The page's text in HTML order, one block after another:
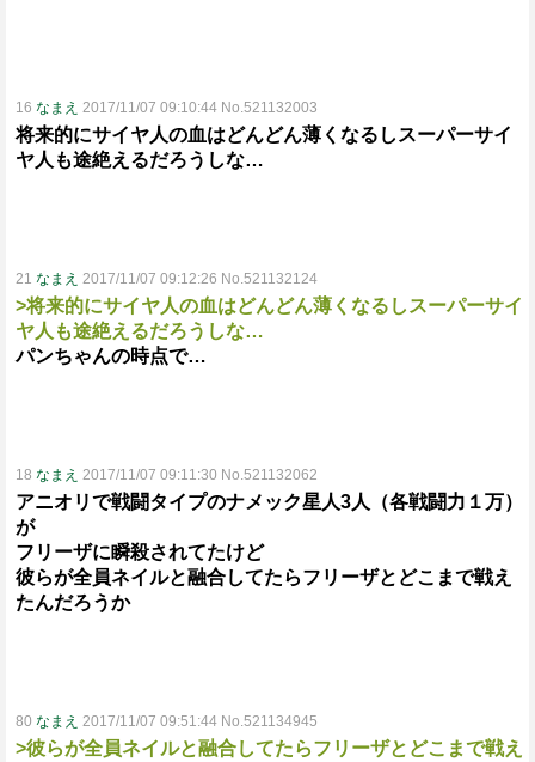
16 なまえ 2017/11/07 09:10:44 No.521132003
将来的にサイヤ人の血はどんどん薄くなるしスーパーサイ
ヤ人も途絶えるだろうしな…
21 なまえ 2017/11/07 09:12:26 No.521132124
>将来的にサイヤ人の血はどんどん薄くなるしスーパーサイ
ヤ人も途絶えるだろうしな…
パンちゃんの時点で…
18 なまえ 2017/11/07 09:11:30 No.521132062
アニオリで戦闘タイプのナメック星人3人（各戦闘力１万）
が
フリーザに瞬殺されてたけど
彼らが全員ネイルと融合してたらフリーザとどこまで戦え
たんだろうか
80 なまえ 2017/11/07 09:51:44 No.521134945
>彼らが全員ネイルと融合してたらフリーザとどこまで戦え